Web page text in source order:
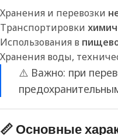
Хранения и перевозки
Транспортировки
Использования в
Хранения воды,
⚠️ Важно: при
📏 Основные